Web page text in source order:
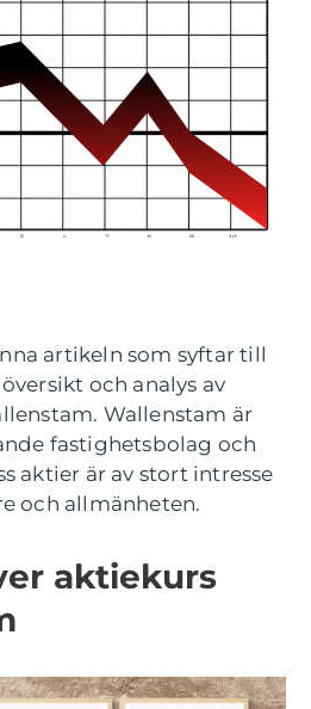
artikeln som syftar till
och analys av
Wallenstam är
fastighetsbolag och
aktier är av stort intresse
och allmänheten.
aktiekurs